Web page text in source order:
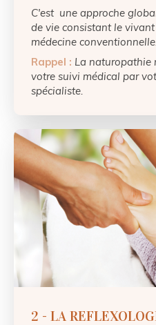
C'est une approche
de vie consistant le
médecine conventionnelle.
Rappel : La naturopathie
votre suivi médical par
spécialiste.
2 - LA